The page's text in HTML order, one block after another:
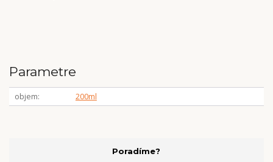
Parametre
objem 200ml
Poradíme?